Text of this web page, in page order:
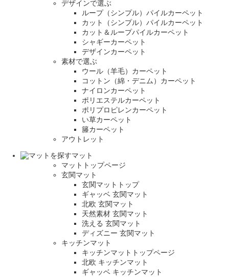
デザインで選ぶ
ループ（シンプル）パイルカーペット
カット（シンプル）パイルカーペット
カット＆ループパイルカーペット
シャギーカーペット
デザインカーペット
素材で選ぶ
ウール（羊毛）カーペット
コットン（綿・デニム）カーペット
ナイロンカーペット
ポリエステルカーペット
ポリプロピレンカーペット
い草カーペット
籐カーペット
アウトレット
マット
マットトップページ
玄関マット
玄関マットトップ
ギャッベ 玄関マット
北欧 玄関マット
天然素材 玄関マット
洗える 玄関マット
ディズニー 玄関マット
キッチンマット
キッチンマットトップページ
北欧 キッチンマット
ギャッベ キッチンマット